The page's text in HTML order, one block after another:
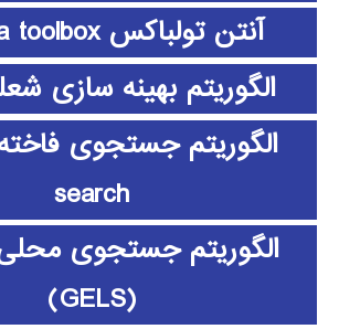
آنتن تولباکس antenna toolbox
الگوریتم بهینه سازی
search
الگوریتم جستجوی
(GELS)